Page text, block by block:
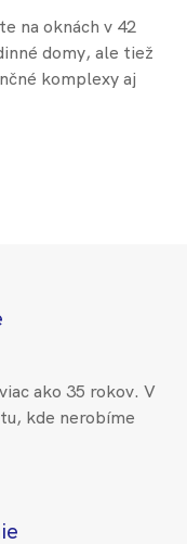
na oknách v 42
domy, ale tiež
komplexy aj
ako 35 rokov. V
kde nerobíme